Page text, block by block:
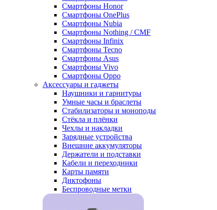
Смартфоны Honor
Смартфоны OnePlus
Смартфоны Nubia
Смартфоны Nothing / CMF
Смартфоны Infinix
Смартфоны Tecno
Смартфоны Asus
Смартфоны Vivo
Смартфоны Oppo
Аксессуары и гаджеты
Наушники и гарнитуры
Умные часы и браслеты
Стабилизаторы и моноподы
Стёкла и плёнки
Чехлы и накладки
Зарядные устройства
Внешние аккумуляторы
Держатели и подставки
Кабели и переходники
Карты памяти
Диктофоны
Беспроводные метки